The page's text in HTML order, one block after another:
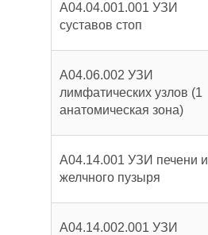
A04.04.001.001 УЗИ
суставов стоп
A04.06.002 УЗИ
лимфатических узлов (1
анатомическая зона)
A04.14.001 УЗИ печени и
желчного пузыря
A04.14.002.001 УЗИ